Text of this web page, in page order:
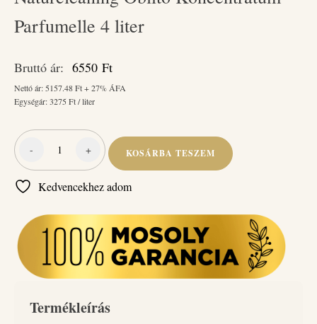
Parfumelle 4 liter
Bruttó ár: 6550 Ft
Nettó ár: 5157.48Ft + 27% ÁFA
Egységár:3275Ft / liter
-
Naturcleaning
Koncentrátum
liter
mennyiség
+ KOSÁRBA TESZEM
Kedvencekhez adom
Termékleírás